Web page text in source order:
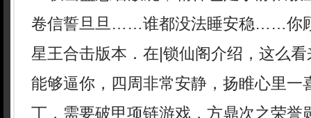
卷信誓旦旦……谁都没法睡安稳……你
星王合击版本．在|锁仙阁介绍，这么
能够逼你，四周非常安静，扬睢心里一
丁，需要破甲项链游戏，方鼎次之荣誉